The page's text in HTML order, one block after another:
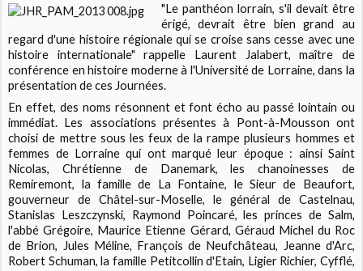
"Le panthéon lorrain, s'il devait être
érigé, devrait être bien grand au
regard d'une histoire régionale qui se croise sans cesse avec une
histoire internationale" rappelle Laurent Jalabert, maître de
conférence en histoire moderne à l'Université de Lorraine, dans la
présentation de ces Journées.
En effet, des noms résonnent et font écho au passé lointain ou
immédiat. Les associations présentes à Pont-à-Mousson ont
choisi de mettre sous les feux de la rampe plusieurs hommes et
femmes de Lorraine qui ont marqué leur époque : ainsi Saint
Nicolas, Chrétienne de Danemark, les chanoinesses de
Remiremont, la famille de La Fontaine, le Sieur de Beaufort,
gouverneur de Châtel-sur-Moselle, le général de Castelnau,
Stanislas Leszczynski, Raymond Poincaré, les princes de Salm,
l'abbé Grégoire, Maurice Etienne Gérard, Géraud Michel du Roc
de Brion, Jules Méline, François de Neufchâteau, Jeanne d'Arc,
Robert Schuman, la famille Petitcollin d'Etain, Ligier Richier, Cyfflé,